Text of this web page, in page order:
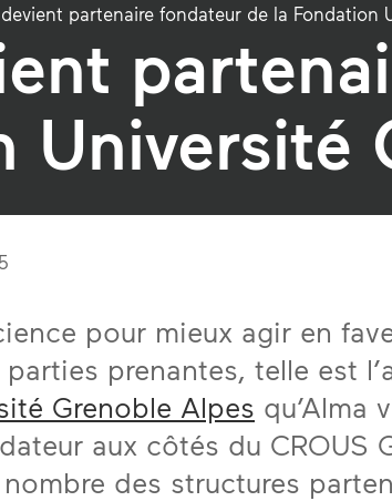
partenaire fondateur de la Fondation
Université
pour mieux agir en
prenantes, telle est
Grenoble Alpes qu’Alma
aux côtés du CROUS
des structures